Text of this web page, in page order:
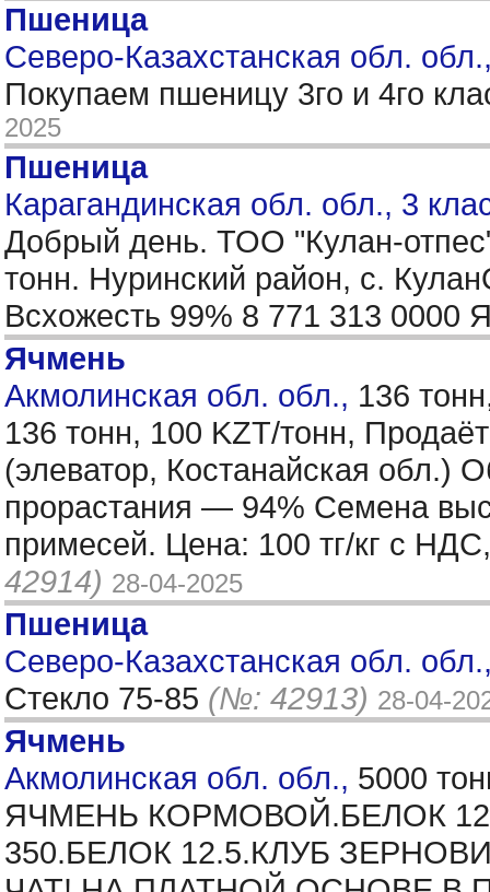
Пшеница
Северо-Казахстанская обл.
Покупаем пшеницу 3го и 4го
2025
Пшеница
Карагандинская обл. обл., 3
Добрый день. ТОО "Кулан-
тонн. Нуринский район, с.
Всхожесть 99% 8 771 313 0000
Ячмень
Акмолинская обл. обл., 136
136 тонн, 100 KZT/тонн,
(элеватор, Костанайская обл.)
прорастания — 94% Семена
примесей. Цена: 100 тг/кг с
42914) 28-04-2025
Пшеница
Северо-Казахстанская обл.
Стекло 75-85 (№: 42913) 28-04-
Ячмень
Акмолинская обл. обл., 5000
ЯЧМЕНЬ КОРМОВОЙ.БЕЛОК
350.БЕЛОК 12.5.КЛУБ